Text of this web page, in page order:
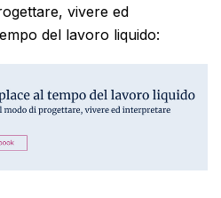
vivere ed
del lavoro liquido: